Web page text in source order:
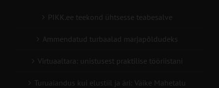
PIKK.ee teekond ühtsesse teabesalve
Ammendatud turbaalad marjapõldudeks
Virtuaaltara: unistusest praktilise tööriistani
Turuaiandus kui elustiil ja äri: Väike Mahetalu